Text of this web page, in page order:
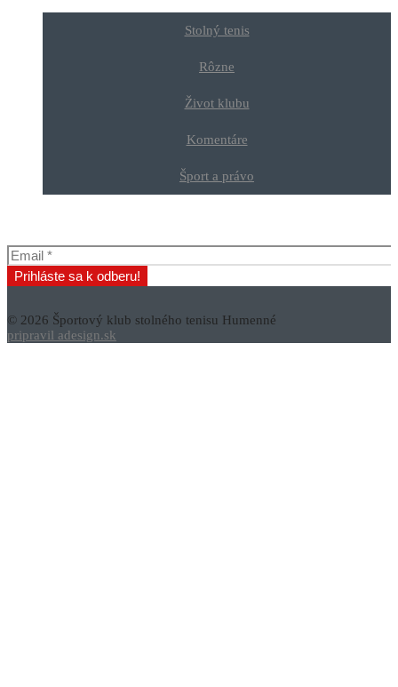
Stolný tenis
Rôzne
Život klubu
Komentáre
Šport a právo
© 2026 Športový klub stolného tenisu Humenné
pripravil adesign.sk